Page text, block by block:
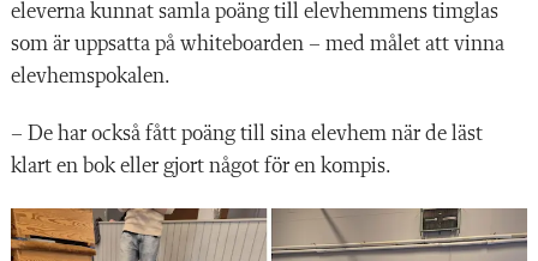
eleverna kunnat samla poäng till elevhemmens timglas
som är uppsatta på whiteboarden – med målet att vinna
elevhemspokalen.
– De har också fått poäng till sina elevhem när de läst
klart en bok eller gjort något för en kompis.